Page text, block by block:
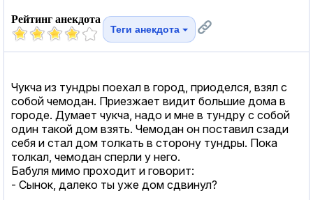
Рейтинг анекдота
Теги анекдота
Чукча из тундры поехал в город, приоделся, взял с
собой чемодан. Приезжает видит большие дома в
городе. Думает чукча, надо и мне в тундру с собой
один такой дом взять. Чемодан он поставил сзади
себя и стал дом толкать в сторону тундры. Пока
толкал, чемодан сперли у него.
Бабуля мимо проходит и говорит:
- Сынок, далеко ты уже дом сдвинул?